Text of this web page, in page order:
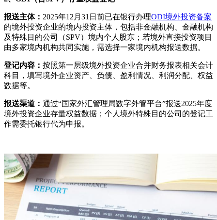
报送主体： 2025年12月31日前已在银行办理ODI境外投资备案
的境外投资企业的境内投资主体，包括非金融机构、金融机构
及特殊目的公司（SPV）境内个人股东；若境外直接投资项目
由多家境内机构共同实施，需选择一家境内机构报送数据。
登记内容： 按照第一层级境外投资企业合并财务报表相关会计
科目，填写境外企业资产、负债、盈利情况、利润分配、权益
数据等。
报送渠道： 通过“国家外汇管理局数字外管平台”报送2025年度
境外投资企业存量权益数据；个人境外特殊目的公司的登记工
作需委托银行代为申报。